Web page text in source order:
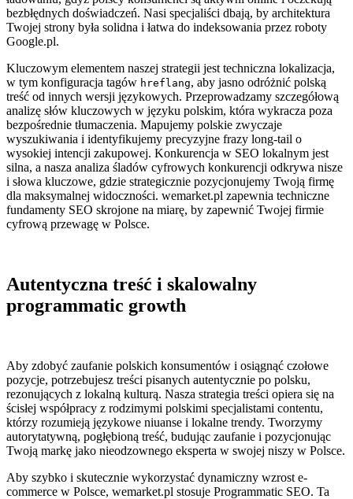
bezbłędnych doświadczeń. Nasi specjaliści dbają, by architektura
Twojej strony była solidna i łatwa do indeksowania przez roboty
Google.pl.
Kluczowym elementem naszej strategii jest techniczna lokalizacja,
w tym konfiguracja tagów hreflang, aby jasno odróżnić polską
treść od innych wersji językowych. Przeprowadzamy szczegółową
analizę słów kluczowych w języku polskim, która wykracza poza
bezpośrednie tłumaczenia. Mapujemy polskie zwyczaje
wyszukiwania i identyfikujemy precyzyjne frazy long-tail o
wysokiej intencji zakupowej. Konkurencja w SEO lokalnym jest
silna, a nasza analiza śladów cyfrowych konkurencji odkrywa nisze
i słowa kluczowe, gdzie strategicznie pozycjonujemy Twoją firmę
dla maksymalnej widoczności. wemarket.pl zapewnia techniczne
fundamenty SEO skrojone na miarę, by zapewnić Twojej firmie
cyfrową przewagę w Polsce.
Autentyczna treść i skalowalny
programmatic growth
Aby zdobyć zaufanie polskich konsumentów i osiągnąć czołowe
pozycje, potrzebujesz treści pisanych autentycznie po polsku,
rezonujących z lokalną kulturą. Nasza strategia treści opiera się na
ścisłej współpracy z rodzimymi polskimi specjalistami contentu,
którzy rozumieją językowe niuanse i lokalne trendy. Tworzymy
autorytatywną, pogłębioną treść, budując zaufanie i pozycjonując
Twoją markę jako nieodzownego eksperta w swojej niszy w Polsce.
Aby szybko i skutecznie wykorzystać dynamiczny wzrost e-
commerce w Polsce, wemarket.pl stosuje Programmatic SEO. Ta